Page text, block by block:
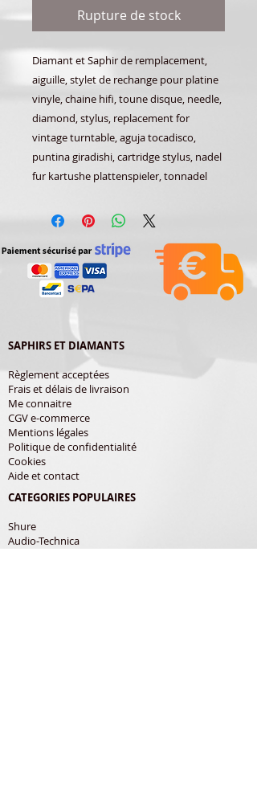
Rupture de stock
Diamant et Saphir de remplacement,
aiguille, stylet de rechange pour platine
vinyle, chaine hifi, toune disque, needle,
diamond, stylus, replacement for
vintage turntable, aguja tocadisco,
puntina giradishi, cartridge stylus, nadel
fur kartushe plattenspieler, tonnadel
SAPHIRS ET DIAMANTS
Règlement acceptées
Frais et délais de livraison
Me connaitre
CGV e-commerce
Mentions légales
Politique de confidentialité
Cookies
Aide et contact
CATEGORIES POPULAIRES
Shure
Audio-Technica